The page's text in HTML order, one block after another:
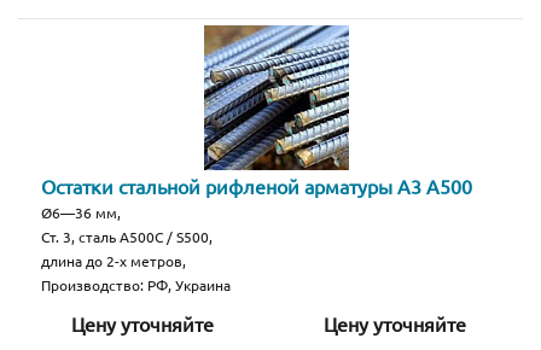
Остатки стальной рифленой арматуры А3 А500
Ø6—36 мм,
Ст. 3, сталь А500С / S500,
длина до 2-х метров,
Производство: РФ, Украина
Цену уточняйте Цену уточняйте